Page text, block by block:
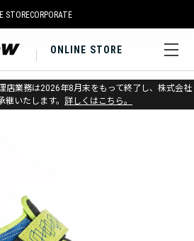
STORECORPORATE
ONLINE STORE
店業務は2026年8月末をもって終了し、株式会社
継いたします。 詳しくはこちら。
ミングシューズ